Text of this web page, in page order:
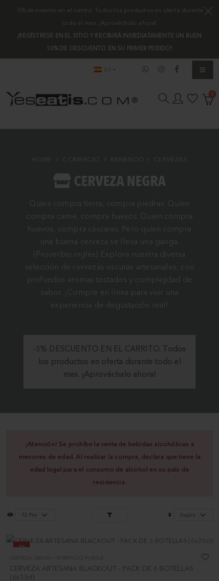
-5% descuento en el carrito. Todos los productos en oferta durante
todo el mes. ¡Aprovéchalo ahora!
¡REGÍSTRESE EN EL SITIO Y RECIBIRÁ INMEDIATAMENTE UN BUEN
10% DE DESCUENTO EN SU PRIMER PEDIDO!
ES
0
CERVEZA NEGRA
Quien compra tierra, compra piedras. Quien
compra carne, compra huesos. Quien compra
huevos, compra cáscaras. Pero quien compra
una buena cerveza se lleva una ganga.
(Proverbio inglés) Explora nuestra diversa
selección de cervezas oscuras artesanales, con
profundos aromas tostados y complejidad de
sabor. ¡Compre en línea para vivir una
experiencia de degustación real!
-5% DESCUENTO EN EL CARRITO. Todos
los productos en oferta durante todo el
mes. ¡Aprovéchalo ahora!
HOME COMERCIO BEBIENDO CERVEZAS
¡Atención! Se prohíbe la venta de bebidas alcohólicas a
menores de edad. Al realizar la compra, declara que tiene la
edad legal para el consumo de alcohol en su país de
residencia.
-5%
CERVEZA NEGRA - BIRRIFICIO RURALE
CERVEZA ARTESANA BLACKOUT - PACK DE 6 BOTELLAS
(6x33cl)